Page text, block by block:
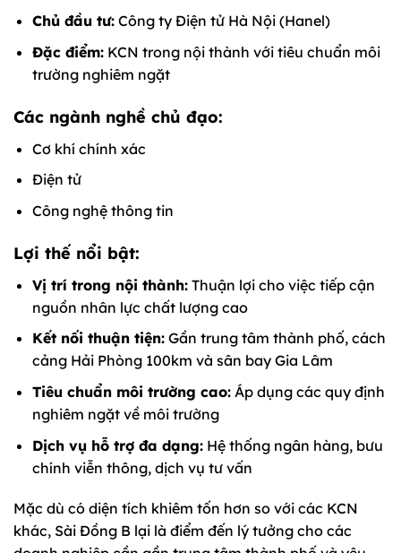
Chủ đầu tư:Công ty Điện tử Hà Nội (Hanel)
Đặc điểm:KCN trong nội thành với tiêu chuẩn môi
trường nghiêm ngặt
Các ngành nghề chủ đạo:
Cơ khí chính xác
Điện tử
Công nghệ thông tin
Lợi thế nổi bật:
Vị trí trong nội thành:Thuận lợi cho việc tiếp cận
nguồn nhân lực chất lượng cao
Kết nối thuận tiện:Gần trung tâm thành phố, cách
cảng Hải Phòng 100km và sân bay Gia Lâm
Tiêu chuẩn môi trường cao:Áp dụng các quy định
nghiêm ngặt về môi trường
Dịch vụ hỗ trợ đa dạng:Hệ thống ngân hàng, bưu
chính viễn thông, dịch vụ tư vấn
Mặc dù có diện tích khiêm tốn hơn so với các KCN
khác, Sài Đồng B lại là điểm đến lý tưởng cho các